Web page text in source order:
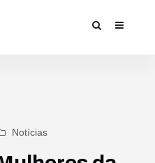
Notícias